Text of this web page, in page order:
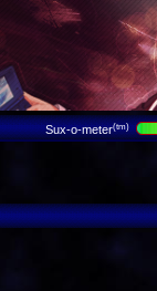
Sux-o-meter(tm)